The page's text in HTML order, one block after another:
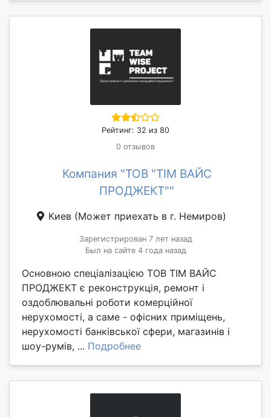
Рейтинг: 32 из 80
0 отзывов
Компания "ТОВ "ТІМ ВАЙС
ПРОДЖЕКТ""
Киев (Может приехать в г. Немиров)
Зарегистрирован 7 лет назад
Был на сайте 4 года назад
Основною спеціалізацією ТОВ ТІМ ВАЙС
ПРОДЖЕКТ є реконструкція, ремонт і
оздоблювальні роботи комерційної
нерухомості, а саме - офісних приміщень,
нерухомості банківської сфери, магазинів і
шоу-румів, ... Подробнее